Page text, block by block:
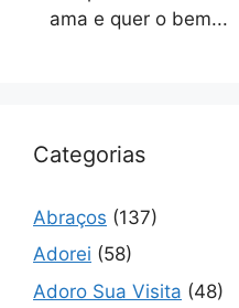
ama e quer o bem...
Categorias
Abraços (137)
Adorei (58)
Adoro Sua Visita (48)